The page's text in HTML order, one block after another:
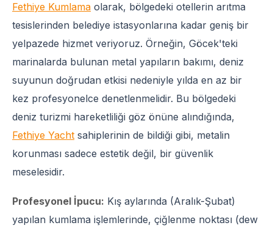
Fethiye Kumlama olarak, bölgedeki otellerin arıtma
tesislerinden belediye istasyonlarına kadar geniş bir
yelpazede hizmet veriyoruz. Örneğin, Göcek'teki
marinalarda bulunan metal yapıların bakımı, deniz
suyunun doğrudan etkisi nedeniyle yılda en az bir
kez profesyonelce denetlenmelidir. Bu bölgedeki
deniz turizmi hareketliliği göz önüne alındığında,
Fethiye Yacht sahiplerinin de bildiği gibi, metalin
korunması sadece estetik değil, bir güvenlik
meselesidir.
Profesyonel İpucu: Kış aylarında (Aralık-Şubat)
yapılan kumlama işlemlerinde, çiğlenme noktası (dew